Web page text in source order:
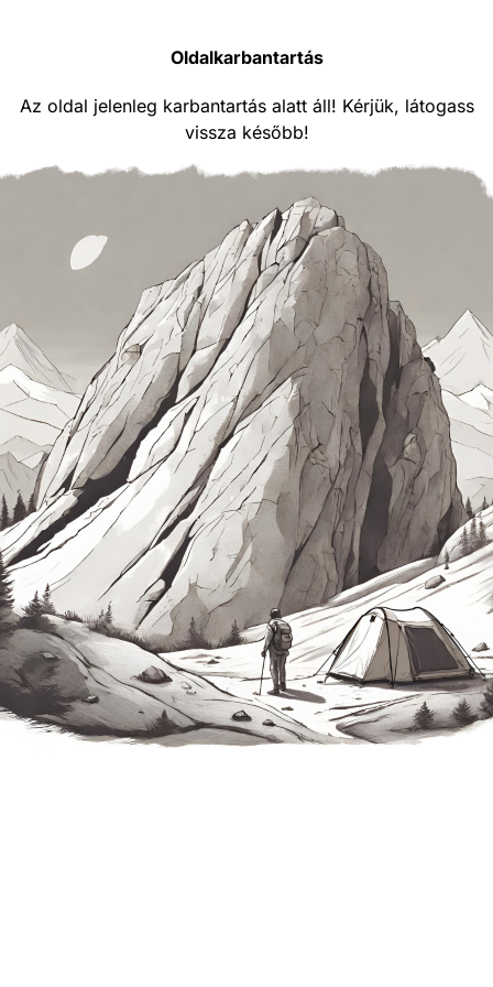
Oldalkarbantartás
Az oldal jelenleg karbantartás alatt áll! Kérjük, látogass
vissza később!